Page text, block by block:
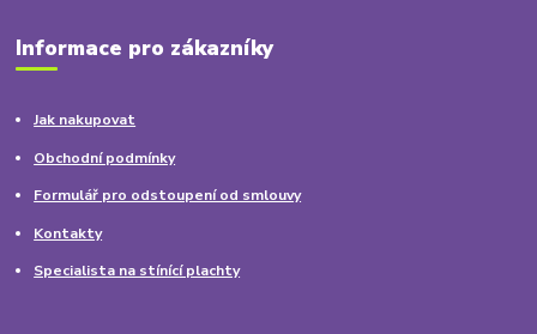
Informace pro zákazníky
Jak nakupovat
Obchodní podmínky
Formulář pro odstoupení od smlouvy
Kontakty
Specialista na stínící plachty